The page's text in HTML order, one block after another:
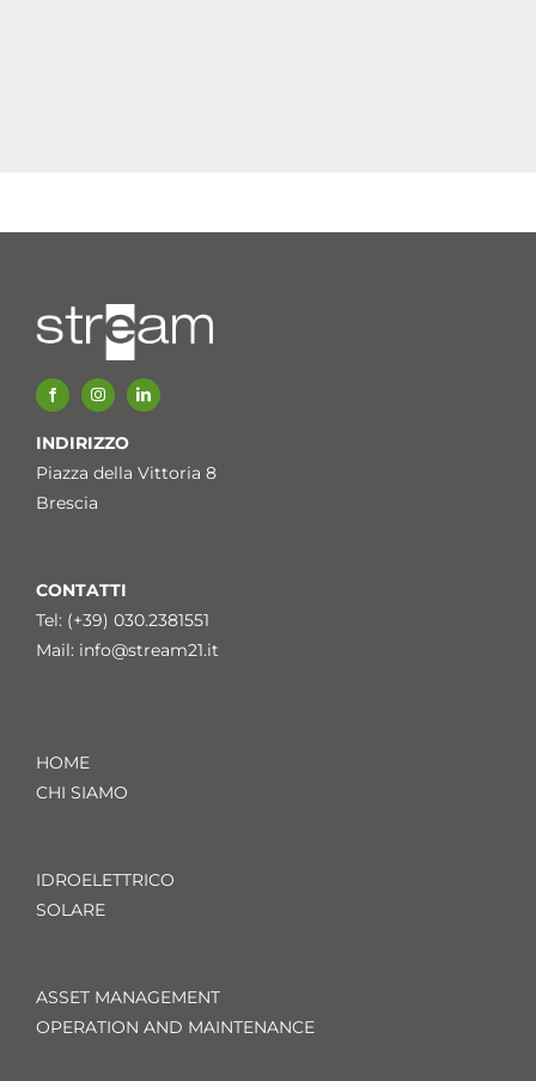
INDIRIZZO
Piazza della Vittoria 8
Brescia
CONTATTI
Tel: (+39) 030.2381551
Mail: info@stream21.it
HOME
CHI SIAMO
IDROELETTRICO
SOLARE
ASSET MANAGEMENT
OPERATION AND MAINTENANCE